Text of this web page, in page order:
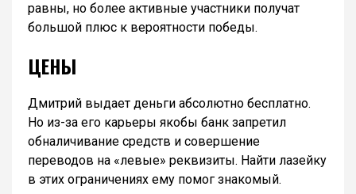
равны, но более активные участники получат
большой плюс к вероятности победы.
ЦЕНЫ
Дмитрий выдает деньги абсолютно бесплатно.
Но из-за его карьеры якобы банк запретил
обналичивание средств и совершение
переводов на «левые» реквизиты. Найти лазейку
в этих ограничениях ему помог знакомый.